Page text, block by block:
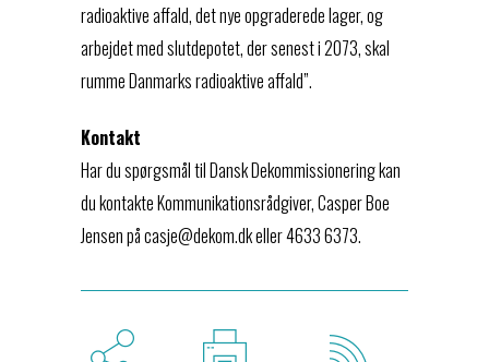
radioaktive affald, det nye opgraderede lager, og
arbejdet med slutdepotet, der senest i 2073, skal
rumme Danmarks radioaktive affald”.
Kontakt
Har du spørgsmål til Dansk Dekommissionering kan
du kontakte Kommunikationsrådgiver, Casper Boe
Jensen på casje@dekom.dk eller 4633 6373.